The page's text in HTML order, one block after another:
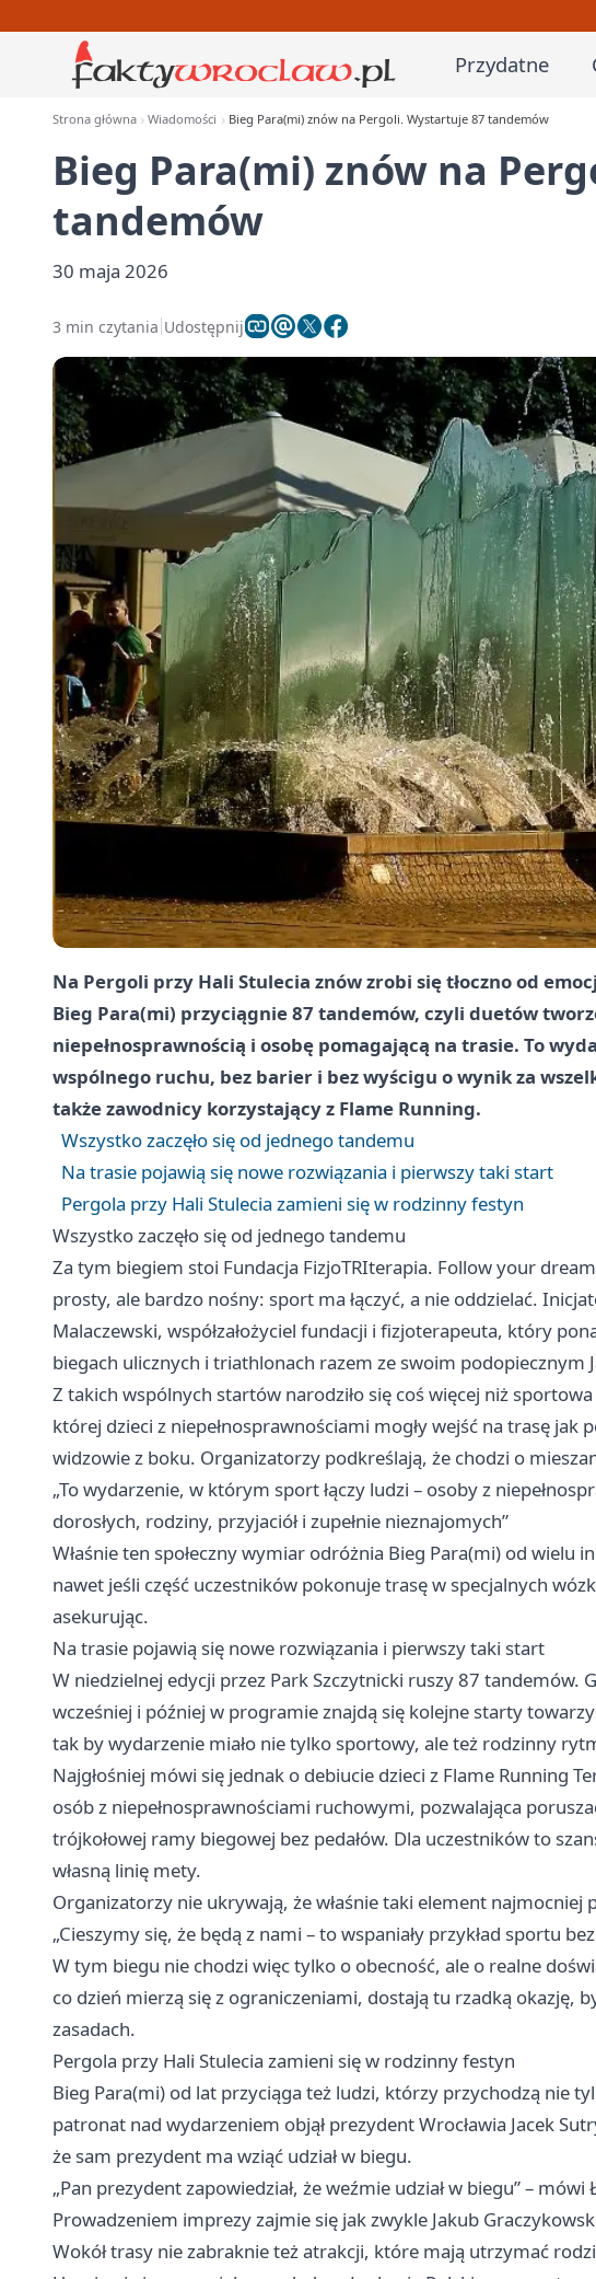
Przydatne
Strona główna Wiadomości Bieg Para(mi) znów na Pergoli. Wystartuje 87 tandemów
Bieg Para(mi) znów na
tandemów
30 maja 2026
3 min czytania Udostępnij
Na Pergoli przy Hali Stulecia znów zrobi się tłoczno od
Bieg Para(mi) przyciągnie 87 tandemów, czyli duetów
niepełnosprawnością i osobę pomagającą na trasie. To
wspólnego ruchu, bez barier i bez wyścigu o wynik za
także zawodnicy korzystający z Flame Running.
Wszystko zaczęło się od jednego tandemu
Na trasie pojawią się nowe rozwiązania i pierwszy taki start
Pergola przy Hali Stulecia zamieni się w rodzinny festyn
Wszystko zaczęło się od jednego tandemu
Za tym biegiem stoi Fundacja FizjoTRIterapia. Follow your
prosty, ale bardzo nośny: sport ma łączyć, a nie oddzielać.
Malaczewski, współzałożyciel fundacji i fizjoterapeuta, który
biegach ulicznych i triathlonach razem ze swoim podopiecznym
Z takich wspólnych startów narodziło się coś więcej niż
której dzieci z niepełnosprawnościami mogły wejść na trasę jak
widzowie z boku. Organizatorzy podkreślają, że chodzi o
„To wydarzenie, w którym sport łączy ludzi – osoby z
dorosłych, rodziny, przyjaciół i zupełnie nieznajomych”
Właśnie ten społeczny wymiar odróżnia Bieg Para(mi) od wielu
nawet jeśli część uczestników pokonuje trasę w specjalnych
asekurując.
Na trasie pojawią się nowe rozwiązania i pierwszy taki start
W niedzielnej edycji przez Park Szczytnicki ruszy 87 tandemów.
wcześniej i później w programie znajdą się kolejne starty
tak by wydarzenie miało nie tylko sportowy, ale też rodzinny
Najgłośniej mówi się jednak o debiucie dzieci z Flame Running
osób z niepełnosprawnościami ruchowymi, pozwalająca
trójkołowej ramy biegowej bez pedałów. Dla uczestników to
własną linię mety.
Organizatorzy nie ukrywają, że właśnie taki element najmocniej
„Cieszymy się, że będą z nami – to wspaniały przykład sportu
W tym biegu nie chodzi więc tylko o obecność, ale o realne
co dzień mierzą się z ograniczeniami, dostają tu rzadką okazję,
zasadach.
Pergola przy Hali Stulecia zamieni się w rodzinny festyn
Bieg Para(mi) od lat przyciąga też ludzi, którzy przychodzą nie
patronat nad wydarzeniem objął prezydent Wrocławia Jacek
że sam prezydent ma wziąć udział w biegu.
„Pan prezydent zapowiedział, że weźmie udział w biegu” – mówi
Prowadzeniem imprezy zajmie się jak zwykle Jakub
Wokół trasy nie zabraknie też atrakcji, które mają utrzymać